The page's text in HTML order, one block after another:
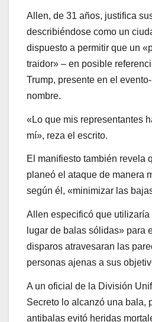
Allen, de 31 años, justifica
describiéndose como un
dispuesto a permitir que un
traidor» – en posible
Trump, presente en el
nombre.
«Lo que mis representantes
mí», reza el escrito.
El manifiesto también revela
planeó el ataque de manera
según él, «minimizar las
Allen especificó que utilizaría
lugar de balas sólidas» para
disparos atravesaran las
personas ajenas a sus
A un oficial de la División
Secreto lo alcanzó una bala,
antibalas evitó heridas